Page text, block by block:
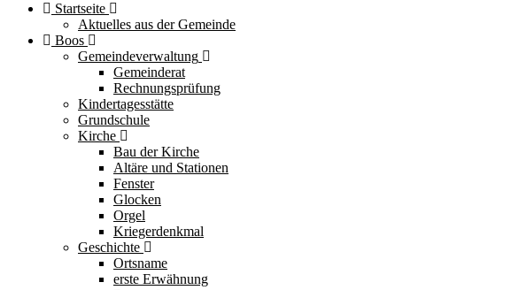
Startseite
Aktuelles aus der Gemeinde
Boos
Gemeindeverwaltung
Gemeinderat
Rechnungsprüfung
Kindertagesstätte
Grundschule
Kirche
Bau der Kirche
Altäre und Stationen
Fenster
Glocken
Orgel
Kriegerdenkmal
Geschichte
Ortsname
erste Erwähnung